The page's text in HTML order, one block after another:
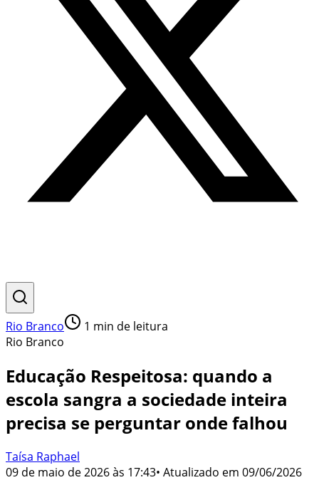
Rio Branco 1 min de leitura
Rio Branco
Educação Respeitosa: quando a
escola sangra a sociedade inteira
precisa se perguntar onde falhou
Taísa Raphael
09 de maio de 2026 às 17:43• Atualizado em 09/06/2026